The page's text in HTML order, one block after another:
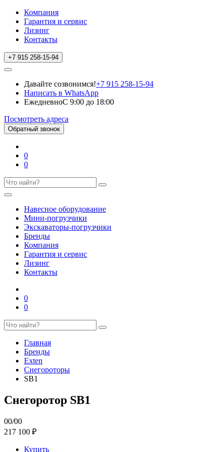
Компания
Гарантия и сервис
Лизинг
Контакты
+7 915 258-15-94
Давайте созвонимся!+7 915 258-15-94
Написать в WhatsApp
ЕжедневноС 9:00 до 18:00
Посмотреть адреса
Обратный звонок
0
0
Навесное оборудование
Мини-погрузчики
Экскаваторы-погрузчики
Бренды
Компания
Гарантия и сервис
Лизинг
Контакты
0
0
Главная
Бренды
Exten
Снегороторы
SB1
Снегоротор SB1
00/00
217 100 ₽
Купить